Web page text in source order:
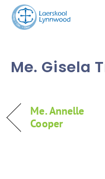
content
Me. Gisela
Me. Annelle
Cooper